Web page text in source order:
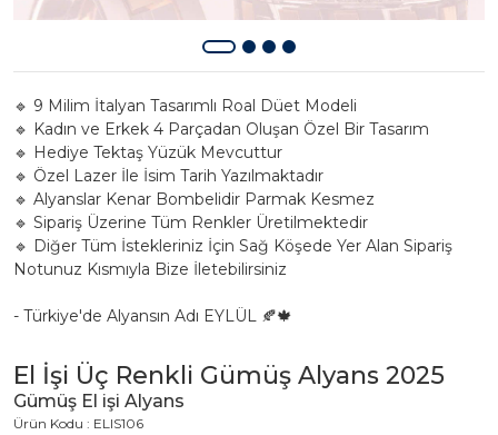
🔹 9 Milim İtalyan Tasarımlı Roal Düet Modeli
🔹 Kadın ve Erkek 4 Parçadan Oluşan Özel Bir Tasarım
🔹 Hediye Tektaş Yüzük Mevcuttur
🔹 Özel Lazer İle İsim Tarih Yazılmaktadır
🔹 Alyanslar Kenar Bombelidir Parmak Kesmez
🔹 Sipariş Üzerine Tüm Renkler Üretilmektedir
🔹 Diğer Tüm İstekleriniz İçin Sağ Köşede Yer Alan Sipariş
Notunuz Kısmıyla Bize İletebilirsiniz
- Türkiye'de Alyansın Adı EYLÜL 🍂🍁
El İşi Üç Renkli Gümüş Alyans 2025
Gümüş El işi Alyans
Ürün Kodu : ELIS106